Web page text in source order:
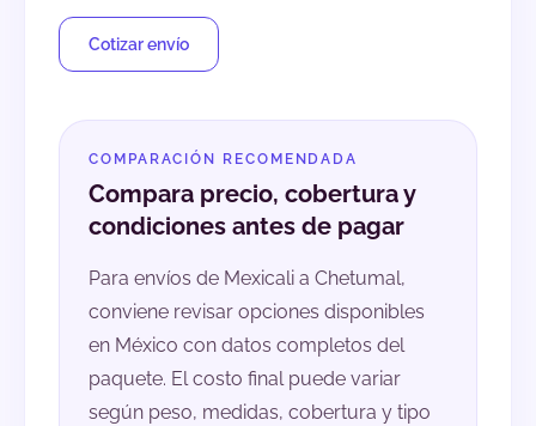
Cotizar envío
COMPARACIÓN RECOMENDADA
Compara precio, cobertura y
condiciones antes de pagar
Para envíos de Mexicali a Chetumal,
conviene revisar opciones disponibles
en México con datos completos del
paquete. El costo final puede variar
según peso, medidas, cobertura y tipo